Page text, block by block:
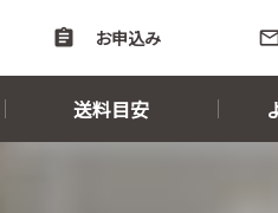
assignment お申込み
送料目安